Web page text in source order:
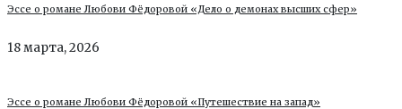
Эссе о романе Любови Фёдоровой «Дело о демонах высших сфер»
18 марта, 2026
Эссе о романе Любови Фёдоровой «Путешествие на запад»